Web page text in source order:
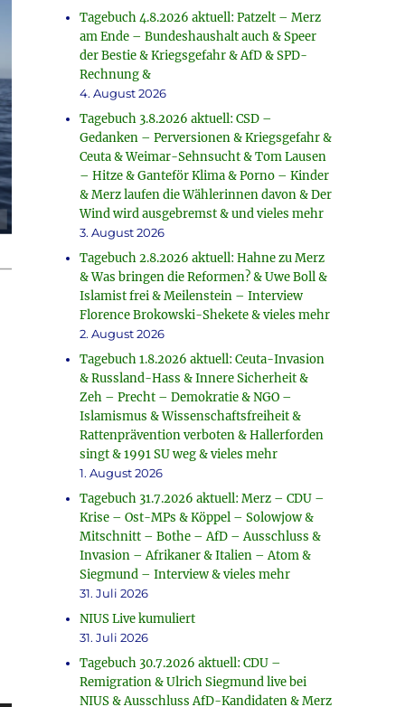
Tagebuch 4.8.2026 aktuell: Patzelt – Merz
am Ende – Bundeshaushalt auch & Speer
der Bestie & Kriegsgefahr & AfD & SPD-
Rechnung &
4. August 2026
Tagebuch 3.8.2026 aktuell: CSD –
Gedanken – Perversionen & Kriegsgefahr &
Ceuta & Weimar-Sehnsucht & Tom Lausen
– Hitze & Ganteför Klima & Porno – Kinder
& Merz laufen die Wählerinnen davon & Der
Wind wird ausgebremst & und vieles mehr
3. August 2026
Tagebuch 2.8.2026 aktuell: Hahne zu Merz
& Was bringen die Reformen? & Uwe Boll &
Islamist frei & Meilenstein – Interview
Florence Brokowski-Shekete & vieles mehr
2. August 2026
Tagebuch 1.8.2026 aktuell: Ceuta-Invasion
& Russland-Hass & Innere Sicherheit &
Zeh – Precht – Demokratie & NGO –
Islamismus & Wissenschaftsfreiheit &
Rattenprävention verboten & Hallerforden
singt & 1991 SU weg & vieles mehr
1. August 2026
Tagebuch 31.7.2026 aktuell: Merz – CDU –
Krise – Ost-MPs & Köppel – Solowjow &
Mitschnitt – Bothe – AfD – Ausschluss &
Invasion – Afrikaner & Italien – Atom &
Siegmund – Interview & vieles mehr
31. Juli 2026
NIUS Live kumuliert
31. Juli 2026
Tagebuch 30.7.2026 aktuell: CDU –
Remigration & Ulrich Siegmund live bei
NIUS & Ausschluss AfD-Kandidaten & Merz